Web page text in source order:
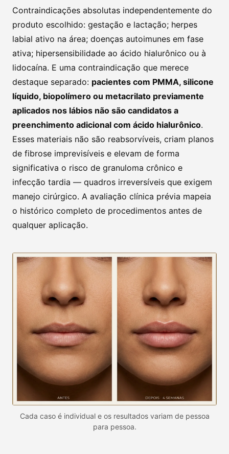
Contraindicações absolutas independentemente do
produto escolhido: gestação e lactação; herpes
labial ativo na área; doenças autoimunes em fase
ativa; hipersensibilidade ao ácido hialurônico ou à
lidocaína. E uma contraindicação que merece
destaque separado: pacientes com PMMA, silicone
líquido, biopolímero ou metacrilato previamente
aplicados nos lábios não são candidatos a
preenchimento adicional com ácido hialurônico.
Esses materiais não são reabsorvíveis, criam planos
de fibrose imprevisíveis e elevam de forma
significativa o risco de granuloma crônico e
infecção tardia — quadros irreversíveis que exigem
manejo cirúrgico. A avaliação clínica prévia mapeia
o histórico completo de procedimentos antes de
qualquer aplicação.
Cada caso é individual e os resultados variam de pessoa
para pessoa.